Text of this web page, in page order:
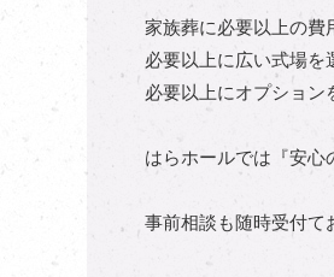
家族葬に必要以上の費
必要以上に広い式場を
必要以上にオプション
はらホールでは『安心
事前相談も随時受付て